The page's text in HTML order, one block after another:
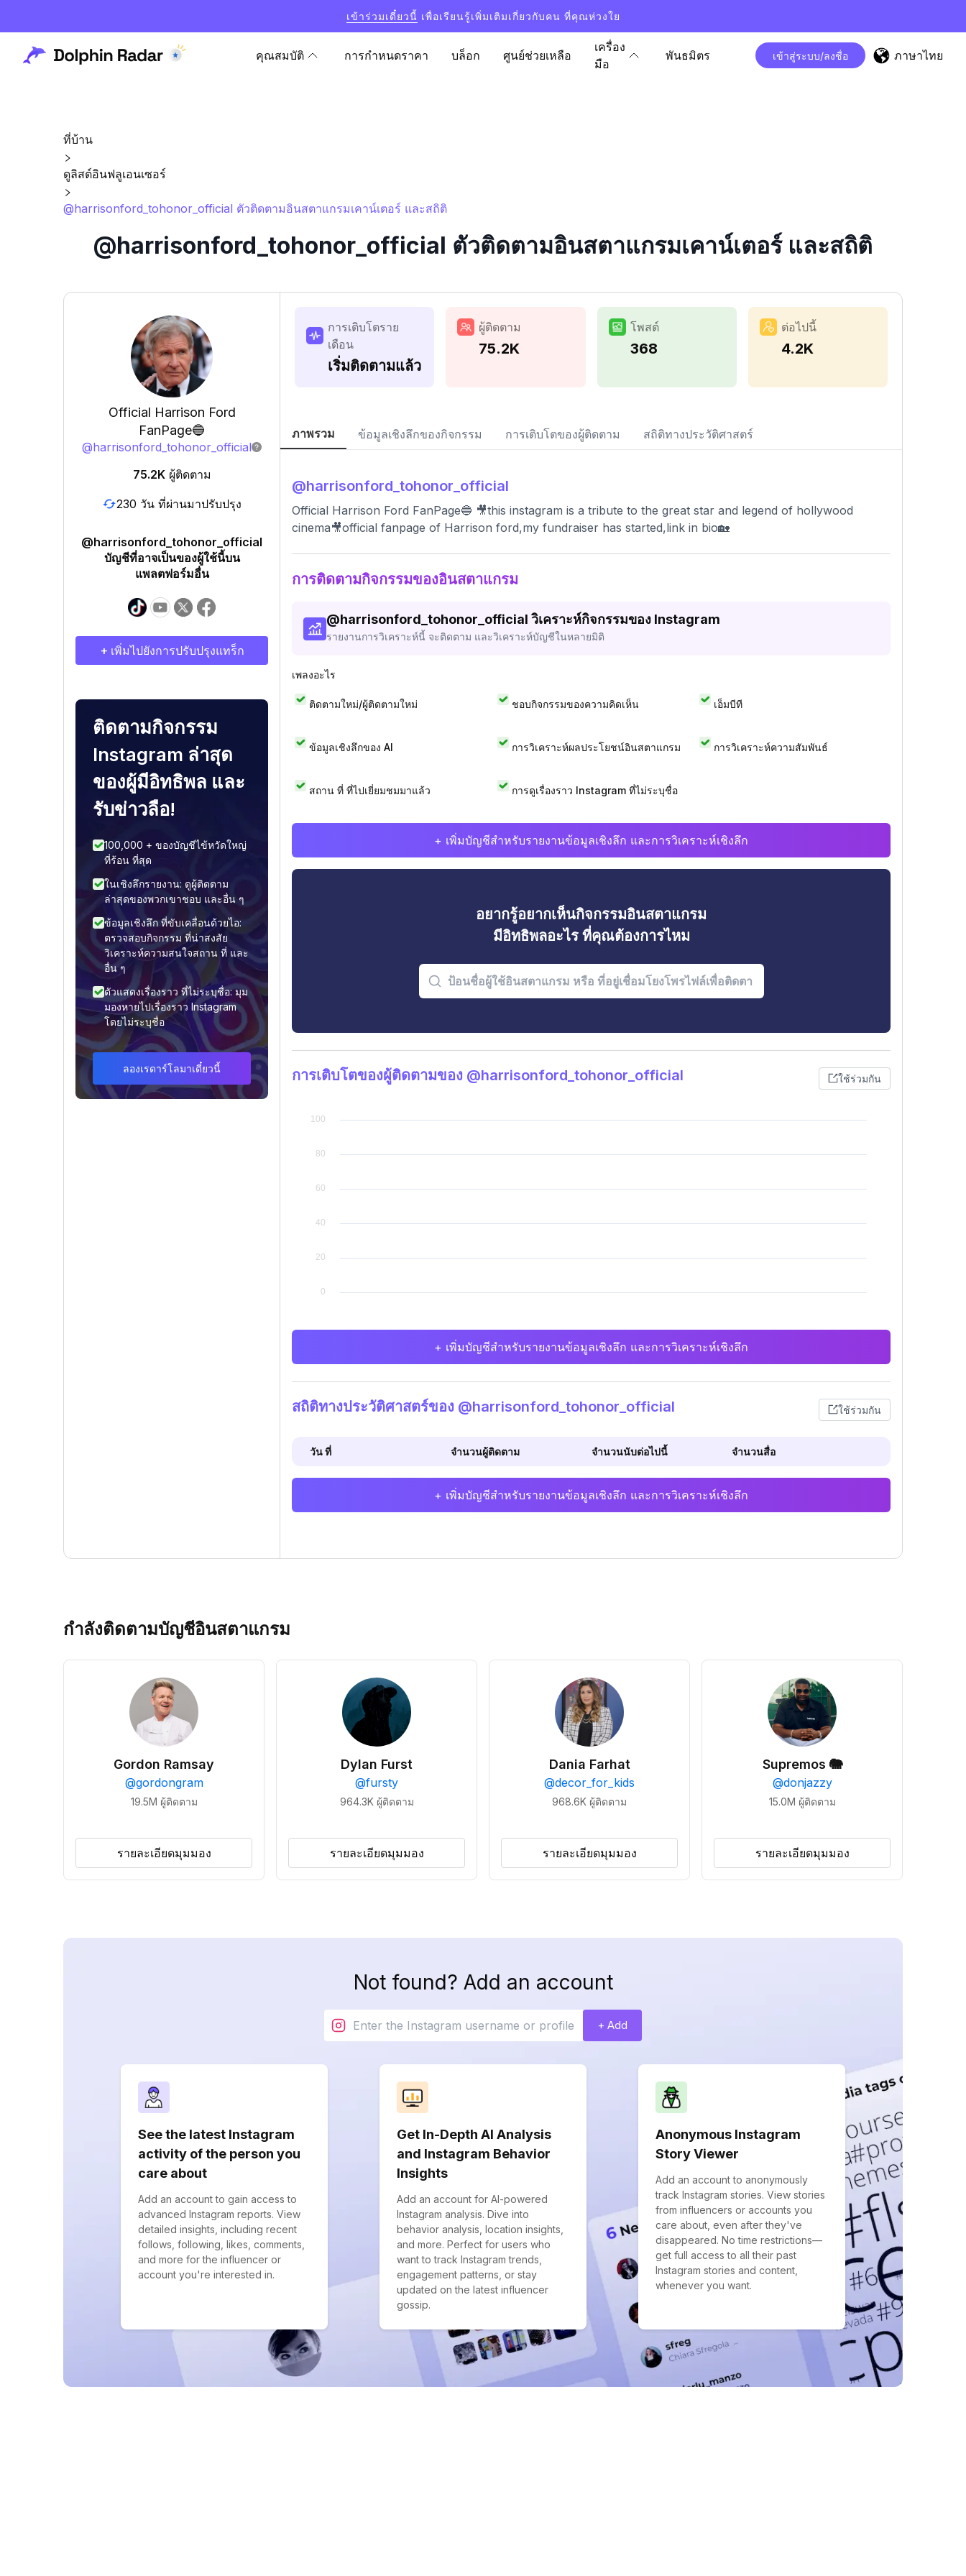
เข้าร่วมเดี๋ยวนี้ เพื่อเรียนรู้เพิ่มเติมเกี่ยวกับคน ที่คุณห่วงใย
คุณสมบัติ การกำหนดราคา บล็อก ศูนย์ช่วยเหลือ
เครื่อง
มือ
พันธมิตร เข้าสู่ระบบ/ลงชื่อ ภาษาไทย
ที่บ้าน
ดูลิสต์อินฟลูเอนเซอร์
@harrisonford_tohonor_official ตัวติดตามอินสตาแกรมเคาน์เตอร์ และสถิติ
@harrisonford_tohonor_official ตัวติดตามอินสตาแกรมเคาน์เตอร์ และสถิติ
Official Harrison Ford
FanPage🔵
@harrisonford_tohonor_official
75.2K ผู้ติดตาม
230 วัน ที่ผ่านมาปรับปรุง
@harrisonford_tohonor_official
บัญชีที่อาจเป็นของผู้ใช้นี้บน
แพลตฟอร์มอื่น
+ เพิ่มไปยังการปรับปรุงแทร็ก
ติดตามกิจกรรม
Instagram ล่าสุด
ของผู้มีอิทธิพล และ
รับข่าวลือ!
100,000 + ของบัญชีไข้หวัดใหญ่
ที่ร้อน ที่สุด
ในเชิงลึกรายงาน: ดูผู้ติดตาม
ล่าสุดของพวกเขาชอบ และอื่น ๆ
ข้อมูลเชิงลึก ที่ขับเคลื่อนด้วยไอ:
ตรวจสอบกิจกรรม ที่น่าสงสัย
วิเคราะห์ความสนใจสถาน ที่ และ
อื่น ๆ
ตัวแสดงเรื่องราว ที่ไม่ระบุชื่อ: มุม
มองหายไปเรื่องราว Instagram
โดยไม่ระบุชื่อ
ลองเรดาร์โลมาเดี๋ยวนี้
การเติบโตราย
เดือน
เริ่มติดตามแล้ว
ผู้ติดตาม
75.2K
โพสต์
368
ต่อไปนี้
4.2K
ภาพรวม ข้อมูลเชิงลึกของกิจกรรม การเติบโตของผู้ติดตาม สถิติทางประวัติศาสตร์
@harrisonford_tohonor_official
Official Harrison Ford FanPage🔵 🎥this instagram is a tribute to the great star and legend of hollywood
cinema🎥official fanpage of Harrison ford,my fundraiser has started,link in bio🏡
การติดตามกิจกรรมของอินสตาแกรม
@harrisonford_tohonor_official วิเคราะห์กิจกรรมของ Instagram
รายงานการวิเคราะห์นี้ จะติดตาม และวิเคราะห์บัญชีในหลายมิติ
เพลงอะไร
ติดตามใหม่/ผู้ติดตามใหม่ ชอบกิจกรรมของความคิดเห็น เอ็มบีที
ข้อมูลเชิงลึกของ AI การวิเคราะห์ผลประโยชน์อินสตาแกรม การวิเคราะห์ความสัมพันธ์
สถาน ที่ ที่ไปเยี่ยมชมมาแล้ว การดูเรื่องราว Instagram ที่ไม่ระบุชื่อ
+ เพิ่มบัญชีสำหรับรายงานข้อมูลเชิงลึก และการวิเคราะห์เชิงลึก
อยากรู้อยากเห็นกิจกรรมอินสตาแกรม
มีอิทธิพลอะไร ที่คุณต้องการไหม
การเติบโตของผู้ติดตามของ @harrisonford_tohonor_official ใช้ร่วมกัน
+ เพิ่มบัญชีสำหรับรายงานข้อมูลเชิงลึก และการวิเคราะห์เชิงลึก
สถิติทางประวัติศาสตร์ของ @harrisonford_tohonor_official ใช้ร่วมกัน
วัน ที่ จำนวนผู้ติดตาม จำนวนนับต่อไปนี้ จำนวนสื่อ
+ เพิ่มบัญชีสำหรับรายงานข้อมูลเชิงลึก และการวิเคราะห์เชิงลึก
กำลังติดตามบัญชีอินสตาแกรม
Gordon Ramsay
@gordongram
19.5M ผู้ติดตาม
รายละเอียดมุมมอง
Dylan Furst
@fursty
964.3K ผู้ติดตาม
รายละเอียดมุมมอง
Dania Farhat
@decor_for_kids
968.6K ผู้ติดตาม
รายละเอียดมุมมอง
Supremos 🐘
@donjazzy
15.0M ผู้ติดตาม
รายละเอียดมุมมอง
Not found? Add an account
+ Add
See the latest Instagram
activity of the person you
care about
Add an account to gain access to
advanced Instagram reports. View
detailed insights, including recent
follows, following, likes, comments,
and more for the influencer or
account you're interested in.
Get In-Depth AI Analysis
and Instagram Behavior
Insights
Add an account for AI-powered
Instagram analysis. Dive into
behavior analysis, location insights,
and more. Perfect for users who
want to track Instagram trends,
engagement patterns, or stay
updated on the latest influencer
gossip.
Anonymous Instagram
Story Viewer
Add an account to anonymously
track Instagram stories. View stories
from influencers or accounts you
care about, even after they've
disappeared. No time restrictions—
get full access to all their past
Instagram stories and content,
whenever you want.